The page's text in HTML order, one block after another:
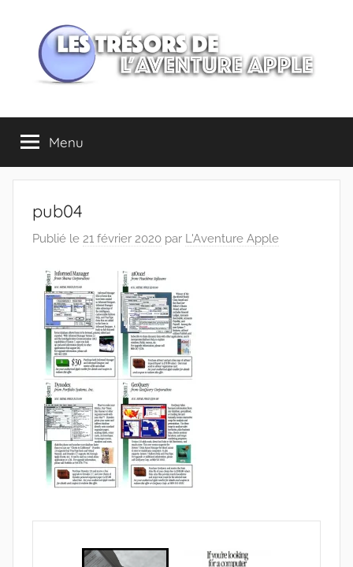
contenu
Les
trésors
l'Aventure
Apple
Menu
pub04
Publié le 21 février 2020 par L'Aventure Apple